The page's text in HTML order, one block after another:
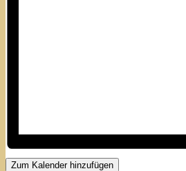
Zum Kalender hinzufügen